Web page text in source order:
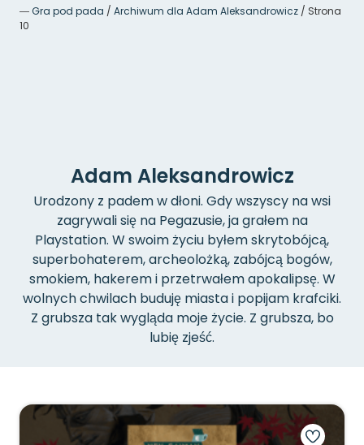
―Gra pod pada / Archiwum dla Adam Aleksandrowicz / Strona
10
Adam Aleksandrowicz
Urodzony z padem w dłoni. Gdy wszyscy na wsi
zagrywali się na Pegazusie, ja grałem na
Playstation. W swoim życiu byłem skrytobójcą,
superbohaterem, archeolożką, zabójcą bogów,
smokiem, hakerem i przetrwałem apokalipsę. W
wolnych chwilach buduję miasta i popijam krafciki.
Z grubsza tak wygląda moje życie. Z grubsza, bo
lubię zjeść.